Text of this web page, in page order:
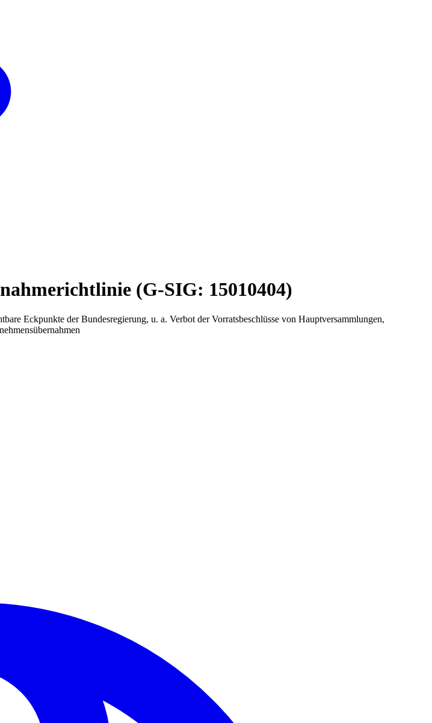
(G-SIG: 15010404)
Eckpunkte der Bundesregierung, u. a. Verbot der Vorratsbeschlüsse von Hauptversammlungen,